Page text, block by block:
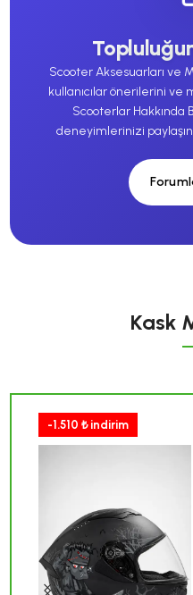
Scooter Aksesuarları ve
kullanıcılar önerilerini ve
Scooterlar Hakkında
deneyimlerinizi paylaşın
Kask
-1.510 ₺ indirim